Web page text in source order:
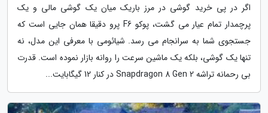
اگر در پی خرید گوشی در مرز باریک میان یک گوشی مالی و یک
پرچمدار تمام عیار می گشت، پوکو F6 پرو دقیقا همان جایی است که
جستجوی شما به سرانجام می رسد. شیائومی با معرفی این مدل، نه
تنها یک گوشی، بلکه یک ماشین سرعت را روانه بازار نموده است. قدرت
بی رحمانه تراشه Snapdragon 8 Gen 2 در کنار 12 گیگابایت...